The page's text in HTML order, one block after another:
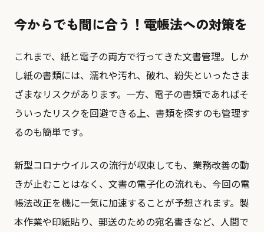
今からでも間に合う！電帳法への対策を
これまで、紙と電子の両方で行ってきた文書管理。しか
し紙の書類には、濡れや汚れ、破れ、紛失といったさま
ざまなリスクがあります。一方、電子の書類であればそ
ういったリスクを回避できる上、書類を探すのも管理す
るのも簡単です。
新型コロナウイルスの流行が収束しても、業務改善の動
きが止むことはなく、文書の電子化の流れも、今回の電
帳法改正を機に一気に加速することが予想されます。製
本作業や印紙貼り、郵送のための宛名書きなど、人間で